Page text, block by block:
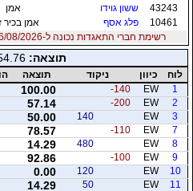
43243
ששון גוידו אמן
10461
פלג אסף אמן בכיר
רשימת חברי התאגדות נכונה ל-06/08/2026
תוצאה:
לוח כיוון ניקוד תוצאה
1
EW
-140
100.00
2
EW
-200
57.14
3
EW
140
50.00
7
EW
-110
78.57
8
EW
480
14.29
9
EW
-100
92.86
10
EW
120
0.00
11
EW
50
14.29